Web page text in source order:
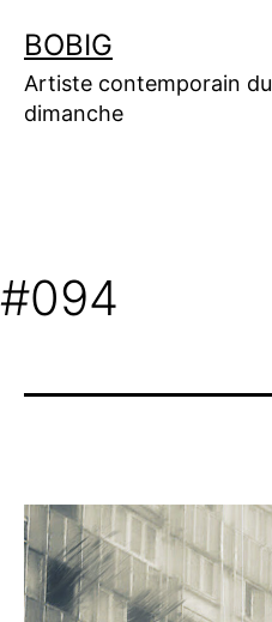
contenu
BOBIG
Artiste contemporain du
dimanche
#094